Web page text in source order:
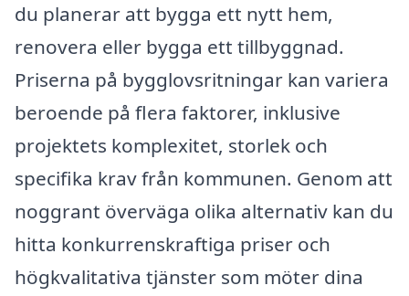
du planerar att bygga ett nytt hem,
renovera eller bygga ett tillbyggnad.
Priserna på bygglovsritningar kan variera
beroende på flera faktorer, inklusive
projektets komplexitet, storlek och
specifika krav från kommunen. Genom att
noggrant överväga olika alternativ kan du
hitta konkurrenskraftiga priser och
högkvalitativa tjänster som möter dina